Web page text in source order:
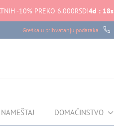
-10% PREKO 6.000RSD!4d : 18s
Greška u prihvatanju podataka
NAMEŠTAJ DOMAĆINSTVO